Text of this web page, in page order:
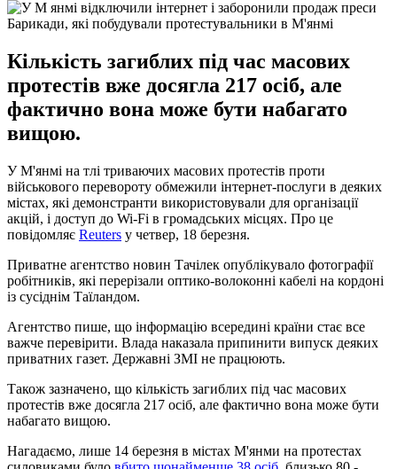
Барикади, які побудували протестувальники в М'янмі
Кількість загиблих під час масових
протестів вже досягла 217 осіб, але
фактично вона може бути набагато
вищою.
У М'янмі на тлі триваючих масових протестів проти
військового перевороту обмежили інтернет-послуги в деяких
містах, які демонстранти використовували для організації
акцій, і доступ до Wi-Fi в громадських місцях. Про це
повідомляє Reuters у четвер, 18 березня.
Приватне агентство новин Тачілек опублікувало фотографії
робітників, які перерізали оптико-волоконні кабелі на кордоні
із сусіднім Таїландом.
Агентство пише, що інформацію всередині країни стає все
важче перевірити. Влада наказала припинити випуск деяких
приватних газет. Державні ЗМІ не працюють.
Також зазначено, що кількість загиблих під час масових
протестів вже досягла 217 осіб, але фактично вона може бути
набагато вищою.
Нагадаємо, лише 14 березня в містах М'янми на протестах